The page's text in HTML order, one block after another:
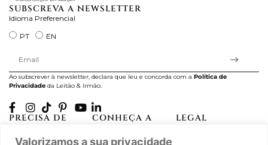
Valorizamos a sua privacidade
SUBSCREVA A NEWSLETTER
Idioma Preferencial
PT
EN
Ao subscrever à newsletter, declara que leu e concorda com a Política de
Privacidade da Leitão & Irmão.
PRECISA DE
A minha conta
CONHEÇA A
História
LEGAL